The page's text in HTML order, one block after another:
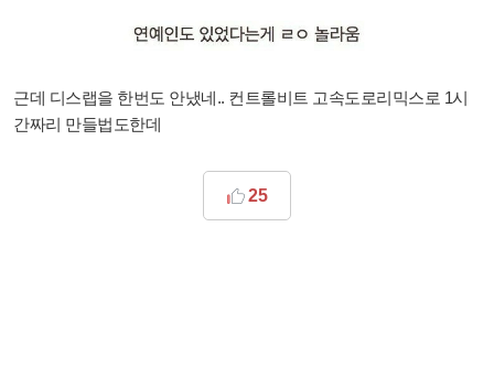
근데 디스랩을 한번도 안냈네.. 컨트롤비트 고속도로리믹스로 1시
간짜리 만들법도한데
25